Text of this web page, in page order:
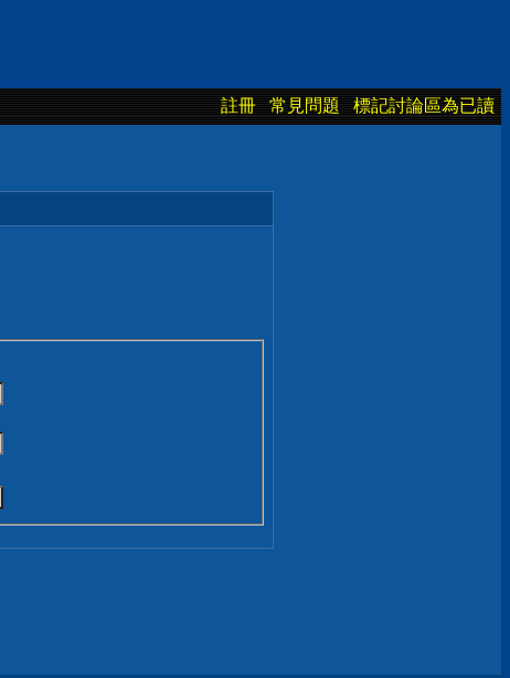
註冊 常見問題 標記討論區為已讀